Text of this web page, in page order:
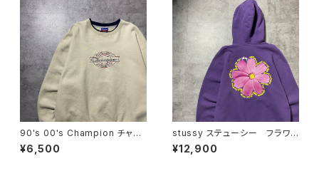
90's 00's Champion チャン
ピオン 刺繍ロゴ ラインリ
ブ ベージュ スウェット トレ
¥6,500
stussy ステューシー フラワ
ー グラフィック バックプリン
ト パープル スウェット パー
¥12,900